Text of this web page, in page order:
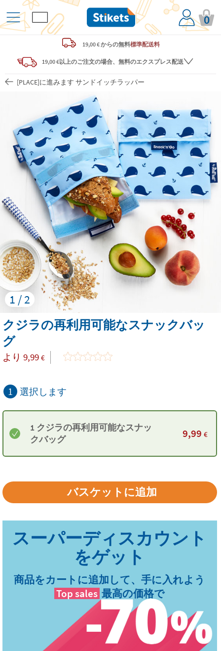
0
19,00 € からの無料標準配送料
19,00 €以上のご注文の場合、無料のエクスプレス配送
[PLACE]に進みます サンドイッチラッパー
1 / 2
クジラの再利用可能なスナックバッ
グ
より 9,99 €
1 選択します
1 クジラの再利用可能なスナッ
クバッグ
9,99 €
商品をカートに追加して、手に入れよう
Top sales 最高の価格で